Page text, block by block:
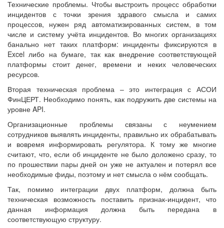
Технические проблемы. Чтобы выстроить процесс обработки
инцидентов с точки зрения здравого смысла и самих
процессов, нужен ряд автоматизированных систем, в том
числе и систему учёта инцидентов. Во многих организациях
банально нет таких платформ: инциденты фиксируются в
Excel либо на бумаге, так как внедрение соответствующей
платформы стоит денег, времени и неких человеческих
ресурсов.
Вторая техническая проблема – это интеграция с АСОИ
ФинЦЕРТ. Необходимо понять, как подружить две системы на
уровне API.
Организационные проблемы связаны с неумением
сотрудников выявлять инциденты, правильно их обрабатывать
и вовремя информировать регулятора. К тому же многие
считают, что, если об инциденте не было доложено сразу, то
по прошествии пары дней он уже не актуален и потерял все
необходимые фиды, поэтому и нет смысла о нём сообщать.
Так, помимо интеграции двух платформ, должна быть
техническая возможность поставить признак-инцидент, что
данная информация должна быть передана в
соответствующую структуру.